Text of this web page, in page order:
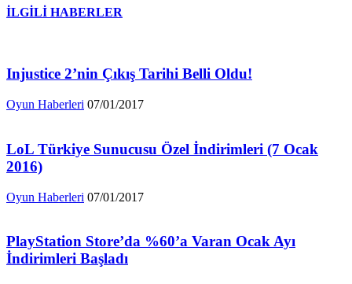
İLGİLİ HABERLER
Injustice 2’nin Çıkış Tarihi Belli Oldu!
Oyun Haberleri 07/01/2017
LoL Türkiye Sunucusu Özel İndirimleri (7 Ocak
2016)
Oyun Haberleri 07/01/2017
PlayStation Store’da %60’a Varan Ocak Ayı
İndirimleri Başladı